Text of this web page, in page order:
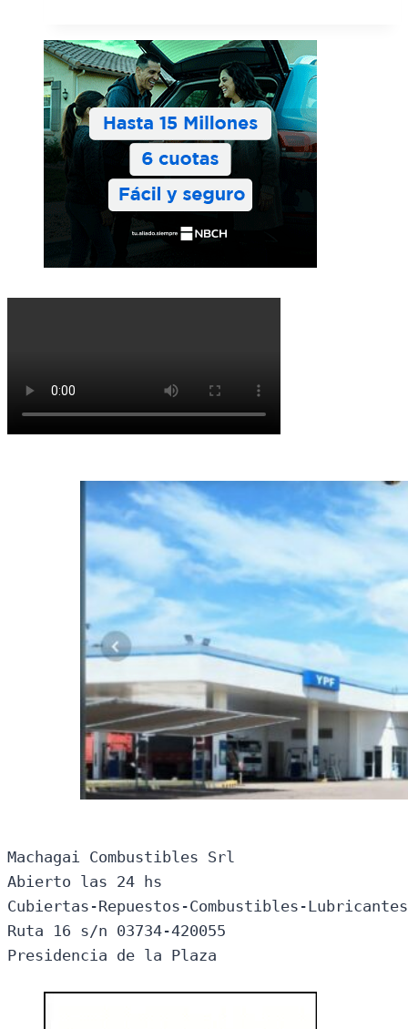
Machagai Combustibles Srl
Abierto las 24 hs
Cubiertas-Repuestos-Combustibles-
Ruta 16 s/n 03734-420055
Presidencia de la Plaza